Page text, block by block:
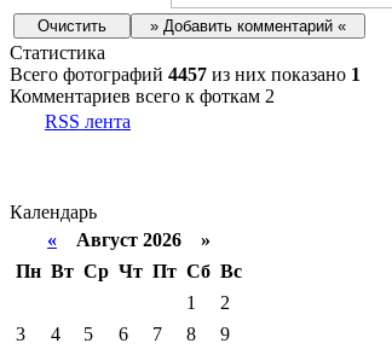
Статистика
Всего фотографий 4457 из них показано 1
Комментариев всего к фоткам 2
RSS лента
Календарь
« Август 2026 »
Пн Вт Ср Чт Пт Сб Вс
1
2
3
4 5 6 7 8 9